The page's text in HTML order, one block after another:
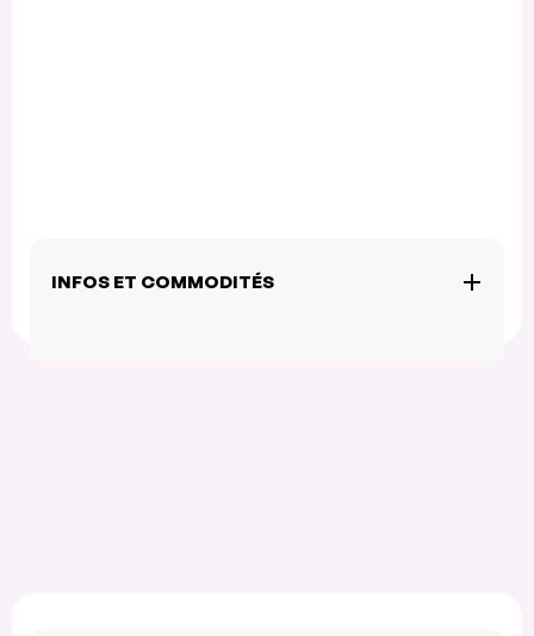
INFOS ET COMMODITÉS